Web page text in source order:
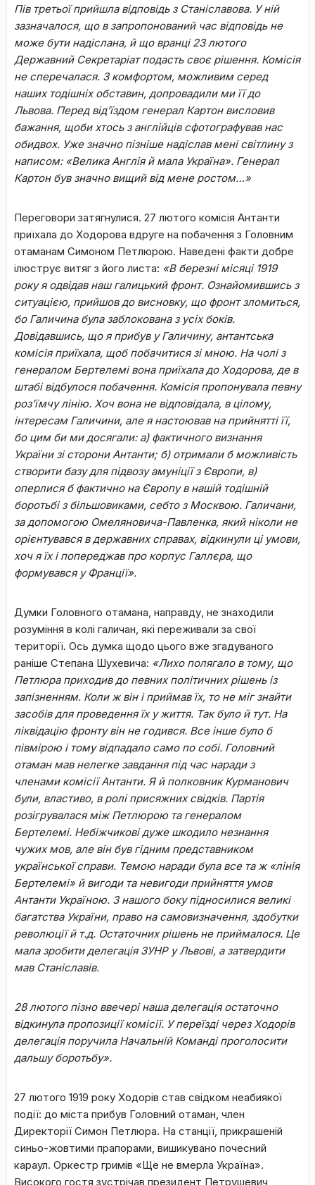
Пів третьої прийшла відповідь з Станіславова. У ній
зазначалося, що в запропонований час відповідь не
може бути надіслана, й що вранці 23 лютого
Державний Секретаріат подасть своє рішення. Комісія
не сперечалася. З комфортом, можливим серед
наших тодішніх обставин, допровадили ми її до
Львова. Перед від’їздом генерал Картон висловив
бажання, щоби хтось з англійців сфотографував нас
обидвох. Уже значно пізніше надіслав мені світлину з
написом: «Велика Англія й мала Україна». Генерал
Картон був значно вищий від мене ростом…»
Переговори затягнулися. 27 лютого комісія Антанти
приїхала до Ходорова вдруге на побачення з Головним
отаманам Симоном Петлюрою. Наведені факти добре
ілюструє витяг з його листа: «В березні місяці 1919
року я одвідав наш галицький фронт. Ознайомившись з
ситуацією, прийшов до висновку, що фронт зломиться,
бо Галичина була заблокована з усіх боків.
Довідавшись, що я прибув у Галичину, антантська
комісія приїхала, щоб побачитися зі мною. На чолі з
генералом Бертелемі вона приїхала до Ходорова, де в
штабі відбулося побачення. Комісія пропонувала певну
роз’їмчу лінію. Хоч вона не відповідала, в цілому,
інтересам Галичини, але я настоював на прийнятті її,
бо цим би ми досягали: а) фактичного визнання
України зі сторони Антанти; б) отримали б можливість
створити базу для підвозу амуніції з Європи, в)
оперлися б фактично на Європу в нашій тодішній
боротьбі з більшовиками, себто з Москвою. Галичани,
за допомогою Омеляновича-Павленка, який ніколи не
орієнтувався в державних справах, відкинули ці умови,
хоч я їх і попереджав про корпус Галлєра, що
формувався у Франції».
Думки Головного отамана, направду, не знаходили
розуміння в колі галичан, які переживали за свої
території. Ось думка щодо цього вже згадуваного
раніше Степана Шухевича: «Лихо полягало в тому, що
Петлюра приходив до певних політичних рішень із
запізненням. Коли ж він і приймав їх, то не міг знайти
засобів для проведення їх у життя. Так було й тут. На
ліквідацію фронту він не годився. Все інше було б
півмірою і тому відпадало само по собі. Головний
отаман мав нелегке завдання під час наради з
членами комісії Антанти. Я й полковник Курманович
були, властиво, в ролі присяжних свідків. Партія
розігрувалася між Петлюрою та генералом
Бертелемі. Небіжчикові дуже шкодило незнання
чужих мов, але він був гідним представником
української справи. Темою наради була все та ж «лінія
Бертелемі» й вигоди та невигоди прийняття умов
Антанти Україною. З нашого боку підносилися великі
багатства України, право на самовизначення, здобутки
революції й т.д. Остаточних рішень не приймалося. Це
мала зробити делегація ЗУНР у Львові, а затвердити
мав Станіславів.
28 лютого пізно ввечері наша делегація остаточно
відкинула пропозиції комісії. У переїзді через Ходорів
делегація поручила Начальній Команді проголосити
дальшу боротьбу».
27 лютого 1919 року Ходорів став свідком неабиякої
події: до міста прибув Головний отаман, член
Директорії Симон Петлюра. На станції, прикрашеній
синьо-жовтими прапорами, вишикувано почесний
караул. Оркестр гримів «Ще не вмерла Україна».
Високого гостя зустрічав президент Петрушевич,